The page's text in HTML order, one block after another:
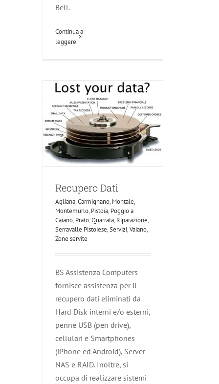
Bell.
Continua a
leggere
Agliana
Montemurlo
Recupero Dati
Agliana,Carmignano, Montale,
Montemurlo, Pistoia, Poggio a
Caiano, Prato,Quarrata, Riparazione,
Serravalle Pistoiese,Servizi,Vaiano,
Zone servite
BS Assistenza Computers
fornisce assistenza per il
recupero dati eliminati da
Hard Disk interni e/o esterni,
penne USB (pen drive),
cellulari e Smartphones
(iPhone ed Android), Server
NAS e RAID. Inoltre, si
occupa di realizzare sistemi